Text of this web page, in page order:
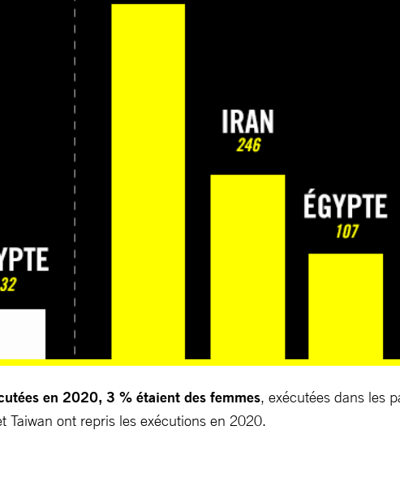
en 2020, 3 % étaient des femmes, exécutées dans les
Taiwan ont repris les exécutions en 2020.